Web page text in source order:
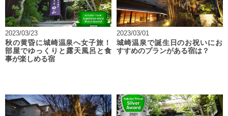
2023/03/23
秋の黄昏に城崎温泉へ女子旅！
部屋でゆっくりと露天風呂と食
事が楽しめる宿
2023/03/01
城崎温泉で誕生日のお祝いにお
すすめのプランがある宿は？